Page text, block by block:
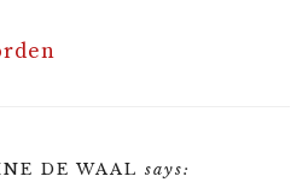
DE WAAL says: